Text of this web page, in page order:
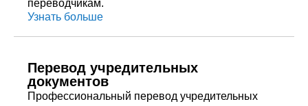
переводчикам.
Узнать больше
Перевод учредительных
документов
Профессиональный перевод учредительных